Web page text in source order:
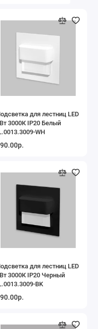
для лестниц LED
3000К IP20 Белый
WH
для лестниц LED
3000К IP20 Черный
BK